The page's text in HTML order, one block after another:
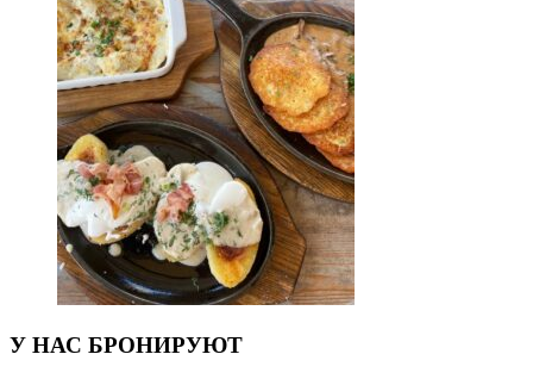
У НАС БРОНИРУЮТ